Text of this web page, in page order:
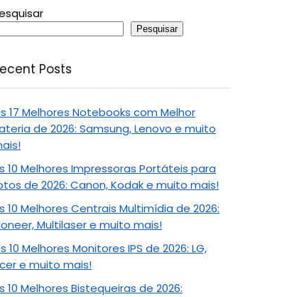
Pesquisar
Posts
17 Melhores Notebooks com Melhor
de 2026: Samsung, Lenovo e muito
10 Melhores Impressoras Portáteis para
de 2026: Canon, Kodak e muito mais!
10 Melhores Centrais Multimídia de 2026:
Multilaser e muito mais!
10 Melhores Monitores IPS de 2026: LG,
e muito mais!
10 Melhores Bistequeiras de 2026: